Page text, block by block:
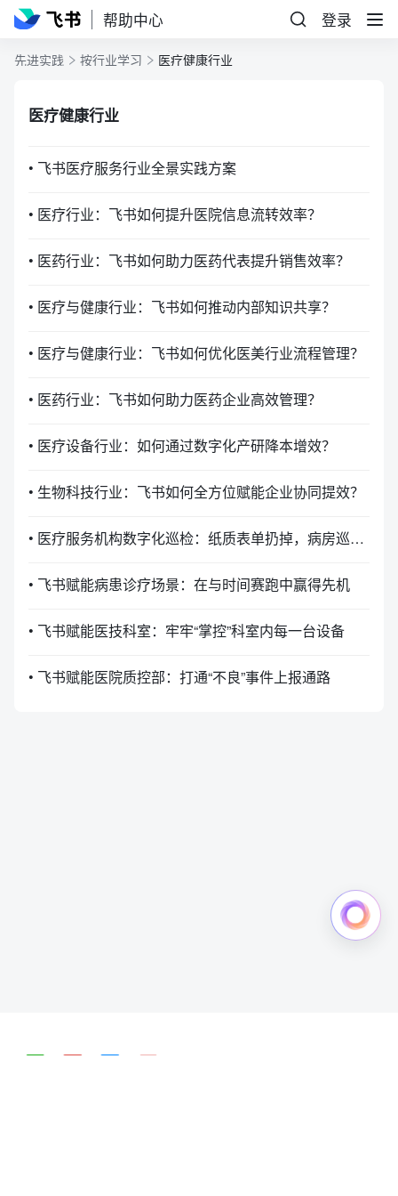
帮助中心 登录
先进实践 按行业学习 医疗健康行业
医疗健康行业
• 飞书医疗服务行业全景实践方案
• 医疗行业：飞书如何提升医院信息流转效率？
• 医药行业：飞书如何助力医药代表提升销售效率？
• 医疗与健康行业：飞书如何推动内部知识共享？
• 医疗与健康行业：飞书如何优化医美行业流程管理？
• 医药行业：飞书如何助力医药企业高效管理？
• 医疗设备行业：如何通过数字化产研降本增效？
• 生物科技行业：飞书如何全方位赋能企业协同提效？
• 医疗服务机构数字化巡检：纸质表单扔掉，病房巡检提效
• 飞书赋能病患诊疗场景：在与时间赛跑中赢得先机
• 飞书赋能医技科室：牢牢“掌控”科室内每一台设备
• 飞书赋能医院质控部：打通“不良”事件上报通路